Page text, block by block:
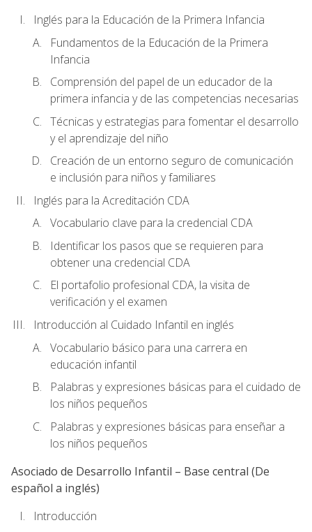
Inglés para la Educación de la Primera Infancia
Fundamentos de la Educación de la Primera
Infancia
Comprensión del papel de un educador de la
primera infancia y de las competencias necesarias
Técnicas y estrategias para fomentar el desarrollo
y el aprendizaje del niño
Creación de un entorno seguro de comunicación
e inclusión para niños y familiares
Inglés para la Acreditación CDA
Vocabulario clave para la credencial CDA
Identificar los pasos que se requieren para
obtener una credencial CDA
El portafolio profesional CDA, la visita de
verificación y el examen
Introducción al Cuidado Infantil en inglés
Vocabulario básico para una carrera en
educación infantil
Palabras y expresiones básicas para el cuidado de
los niños pequeños
Palabras y expresiones básicas para enseñar a
los niños pequeños
Asociado de Desarrollo Infantil – Base central (De
español a inglés)
Introducción